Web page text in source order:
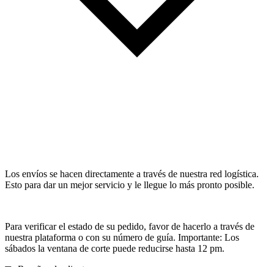
Los envíos se hacen directamente a través de nuestra red logística.
Esto para dar un mejor servicio y le llegue lo más pronto posible.
Para verificar el estado de su pedido, favor de hacerlo a través de
nuestra plataforma o con su número de guía. Importante: Los
sábados la ventana de corte puede reducirse hasta 12 pm.